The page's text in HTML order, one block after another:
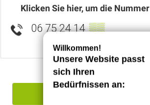
Klicken Sie hier, um die Nummer
06 75 24 14▒▒